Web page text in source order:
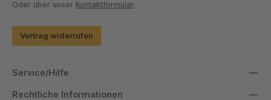
Oder über unser Kontaktformular.
Vertrag widerrufen
Service/Hilfe
Rechtliche Informationen